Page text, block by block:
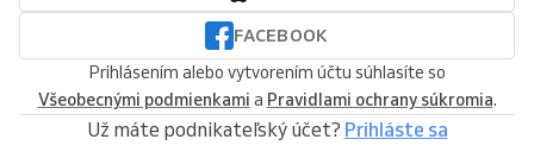
FACEBOOK
Prihlásením alebo vytvorením účtu súhlasíte so
Všeobecnými podmienkami a Pravidlami ochrany súkromia.
Už máte podnikateľský účet? Prihláste sa